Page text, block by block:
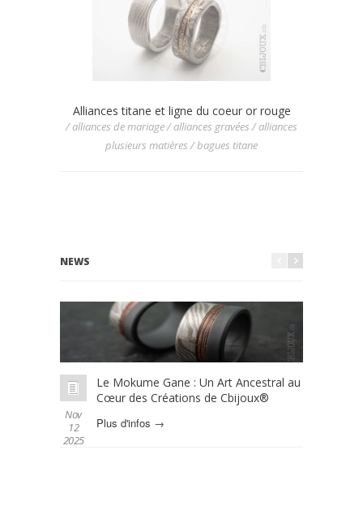
Alliances titane et ligne du coeur or rouge
/ alliances de mariage / alliances gravées / alliances
plusieurs matières / bagues titane
NEWS
Nov
12
2025
Le Mokume Gane : Un Art Ancestral au
Cœur des Créations de Cbijoux®
Plus d'infos →